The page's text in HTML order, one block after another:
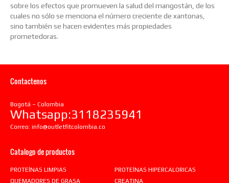
sobre los efectos que promueven la salud del mangostán, de los
cuales no sólo se menciona el número creciente de xantonas,
sino también se hacen evidentes más propiedades
prometedoras.
Contactenos
Bogotá – Colombia
Whatsapp:3118235941
Correo: info@outletfitcolombia.co
Catalogo de productos
PROTEÍNAS LIMPIAS
PROTEÍNAS HIPERCALORICAS
QUEMADORES DE GRASA
CREATINA